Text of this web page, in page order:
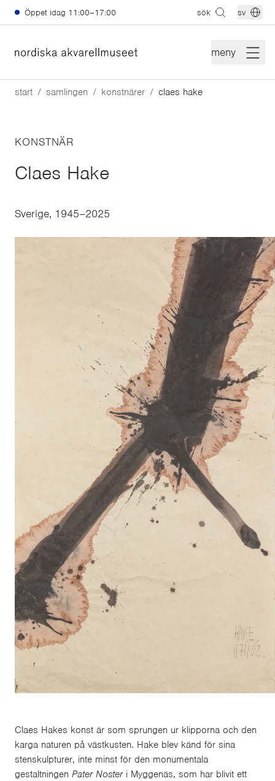
Hoppa till huvudinnehåll
Öppet idag 11:00–17:00 sök sv
meny
start samlingen konstnärer claes hake
KONSTNÄR
Claes Hake
Sverige, 1945–2025
Claes Hakes konst är som sprungen ur klipporna och den
karga naturen på västkusten. Hake blev känd för sina
stenskulpturer, inte minst för den monumentala
gestaltningen Pater Noster i Myggenäs, som har blivit ett